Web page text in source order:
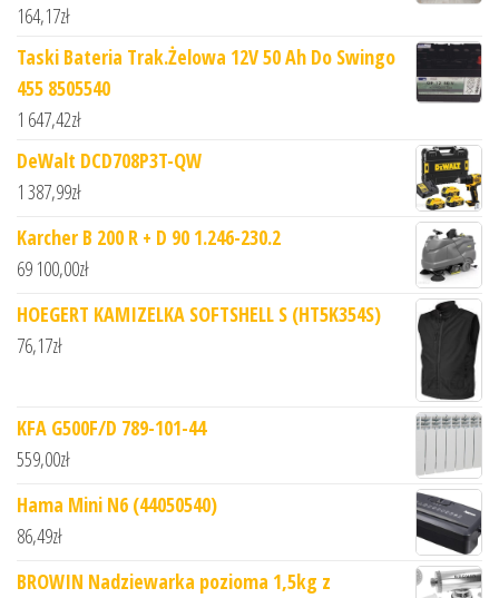
164,17zł
Taski Bateria Trak.Żelowa 12V 50 Ah Do Swingo
455 8505540
1 647,42zł
DeWalt DCD708P3T-QW
1 387,99zł
Karcher B 200 R + D 90 1.246-230.2
69 100,00zł
HOEGERT KAMIZELKA SOFTSHELL S (HT5K354S)
76,17zł
KFA G500F/D 789-101-44
559,00zł
Hama Mini N6 (44050540)
86,49zł
BROWIN Nadziewarka pozioma 1,5kg z